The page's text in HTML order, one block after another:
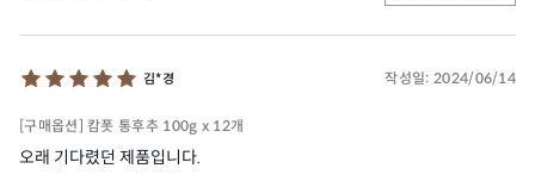
김*경 작성일: 2024/06/14
[구매옵션] 캄폿 통후추 100g x 12개
오래 기다렸던 제품입니다.